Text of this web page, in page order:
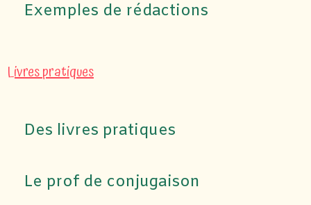
Exemples de rédactions
Livres pratiques
Des livres pratiques
Le prof de conjugaison